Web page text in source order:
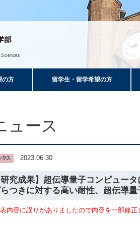
の方 留学生・留学希望の方
ュース
2023.06.30
究成果】超伝導量子コンピュー
つきに対する高い耐性、超伝導
内容に誤りがありましたので内容を一部修正